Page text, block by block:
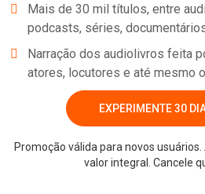
Mais de 30 mil títulos, entre
podcasts, séries,
Narração dos audiolivros feita
atores, locutores e até mesmo
EXPERIMENTE 30
Promoção válida para novos
valor integral. Cancele
Whatsapp